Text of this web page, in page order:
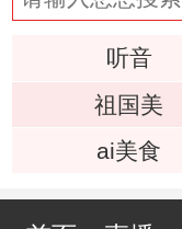
听音
祖国美
ai美食